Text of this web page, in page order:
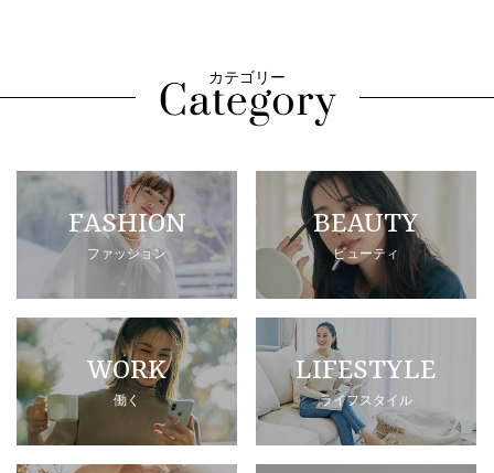
カテゴリー
FASHION
ファッション
BEAUTY
ビューティ
WORK
働く
LIFESTYLE
ライフスタイル